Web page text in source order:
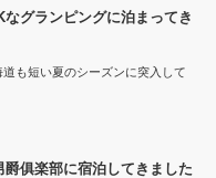
グランピングに泊まってき
も短い夏のシーズンに突入して
俱楽部に宿泊してきました